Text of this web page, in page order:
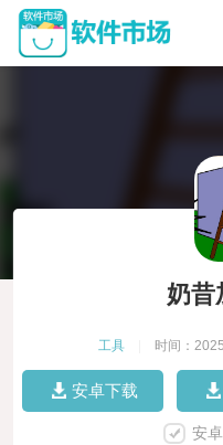
奶昔
工具 时间：
安卓下载
安